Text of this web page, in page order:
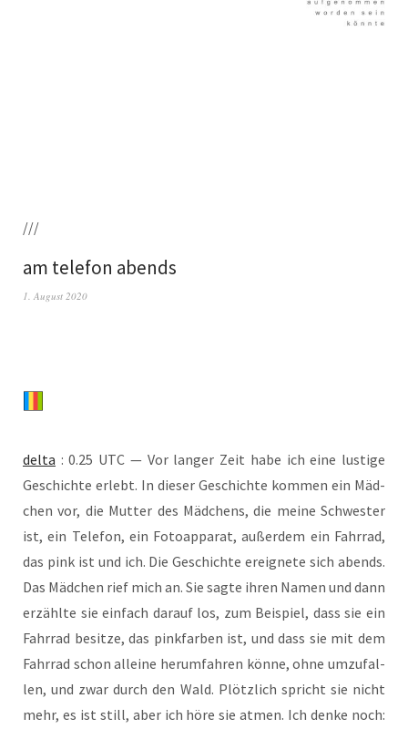
///
am telefon abends
1. August 2020
del­ta : 0.25 UTC — Vor lan­ger Zeit habe ich eine lus­ti­ge
Geschich­te erlebt. In die­ser Geschich­te kom­men ein Mäd­
chen vor, die Mut­ter des Mäd­chens, die mei­ne Schwes­ter
ist, ein Tele­fon, ein Foto­ap­pa­rat, außer­dem ein Fahr­rad,
das pink ist und ich. Die Geschich­te ereig­ne­te sich abends.
Das Mäd­chen rief mich an. Sie sag­te ihren Namen und dann
erzähl­te sie ein­fach dar­auf los, zum Bei­spiel, dass sie ein
Fahr­rad besit­ze, das pink­far­ben ist, und dass sie mit dem
Fahr­rad schon allei­ne her­um­fah­ren kön­ne, ohne umzu­fal­
len, und zwar durch den Wald. Plötz­lich spricht sie nicht
mehr, es ist still, aber ich höre sie atmen. Ich den­ke noch: